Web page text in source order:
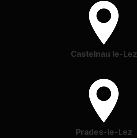
Castelnau le-Lez
Prades-le-Lez